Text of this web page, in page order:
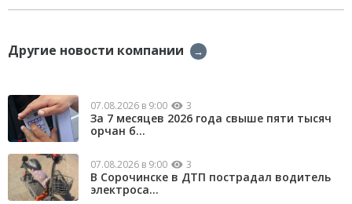
Другие новости компании →
07.08.2026 в 9:00 3
За 7 месяцев 2026 года свыше пяти тысяч
орчан б...
07.08.2026 в 9:00 3
В Сорочинске в ДТП пострадал водитель
электроса...